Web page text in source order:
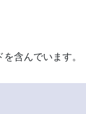
含んでいます。